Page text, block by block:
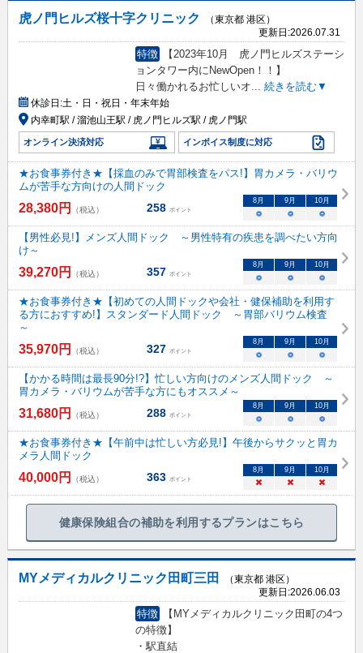
虎ノ門ヒルズ桜十字クリニック
（東京都 港区）
更新日:2026.07.31
特徴
【2023年10月 虎ノ門ヒルズステーシ
ョンタワー内にNewOpen！！】
日々働かれるお忙しいオ... 続きを読む▼
休診日:土・日・祝日・年末年始
内幸町駅 / 溜池山王駅 / 虎ノ門ヒルズ駅 / 虎ノ門駅
オンライン決済対応 インボイス制度に対応
★お食事券付き★【採血のみで胃部検査をパス!】胃カメラ・バリウ
ムが苦手な方向けの人間ドック
28,380円 （税込） 258 ポイント
8月 9月 10月
○ ○ ○
【男性必見!】メンズ人間ドック ～男性特有の疾患を調べたい方向
け～
39,270円 （税込） 357 ポイント
8月 9月 10月
○ ○ ○
★お食事券付き★【初めての人間ドックや会社・健保補助を利用す
る方におすすめ!】スタンダード人間ドック ～胃部バリウム検査
～
35,970円 （税込） 327 ポイント
8月 9月 10月
○ ○ ○
【かかる時間は最長90分!?】忙しい方向けのメンズ人間ドック ～
胃カメラ・バリウムが苦手な方にもオススメ～
31,680円 （税込） 288 ポイント
8月 9月 10月
○ ○ ○
★お食事券付き★【午前中は忙しい方必見!】午後からサクッと胃カ
メラ人間ドック
40,000円 （税込） 363 ポイント
8月 9月 10月
× × ×
健康保険組合の補助を利用するプランはこちら
MYメディカルクリニック田町三田
（東京都 港区）
更新日:2026.06.03
特徴
【MYメディカルクリニック田町の4つ
の特徴】
・駅直結